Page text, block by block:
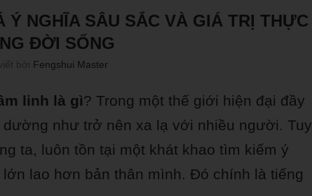
NGHĨA SÂU SẮC VÀ GIÁ TRỊ THỰC
ĐỜI SỐNG
bởi Fengshui Master
linh là gì? Trong một thế giới hiện đại đầy
như trở nên xa lạ với nhiều người. Tuy
ta, luôn tồn tại một khát khao tìm kiếm ý
lao hơn bản thân mình. Đó chính là tiếng